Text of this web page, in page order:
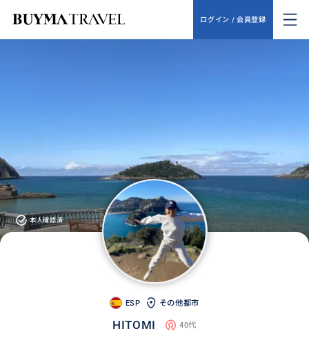
ログイン / 会員登録
本人確認済
ESP その他都市
HITOMI 40代